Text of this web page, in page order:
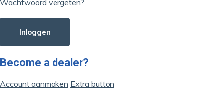
Wachtwoord vergeten?
Inloggen
Become a dealer?
Account aanmaken Extra button